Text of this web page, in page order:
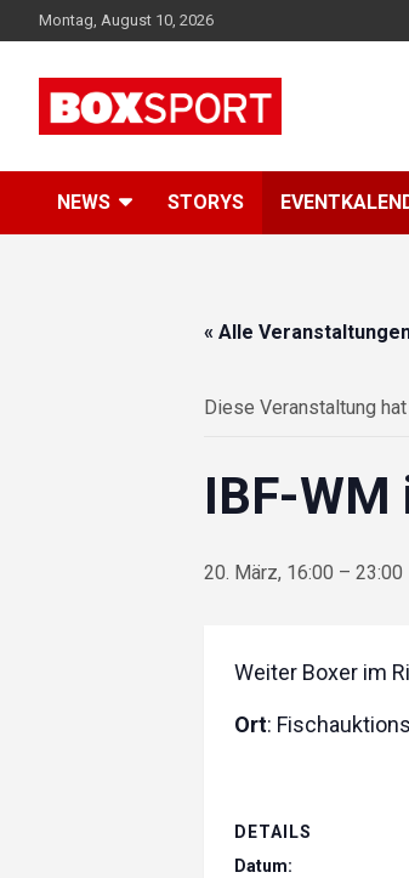
to
Montag, August 10, 2026
BOXSPORT
NEWS STORYS
« Alle
Diese Veranstaltung
IBF-WM
20. März, 16:00 – 23:00
Weiter Boxer im
Ort:
DETAILS
Datum: